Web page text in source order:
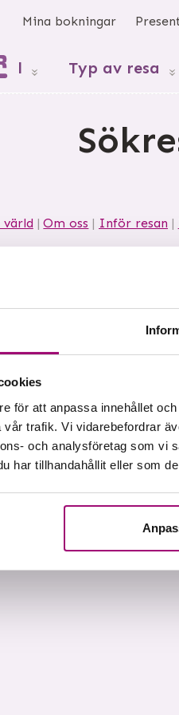
för att anpassa innehållet
trafik. Vi vidarebefordrar
och analysföretag som vi
har tillhandahållit eller som
Mina bokningar
Typ av resa
värld Om oss Inför resan
21 532 40 Skara Telefon